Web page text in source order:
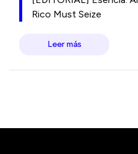
Rico Must Seize
Leer más